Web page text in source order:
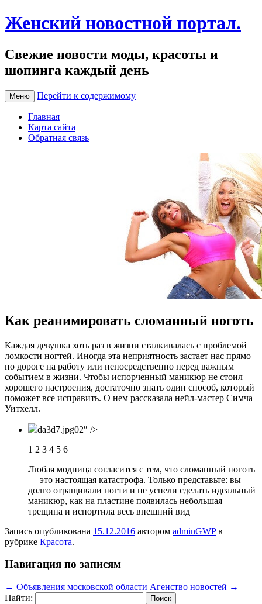
Женский новостной портал.
Свежие новости моды, красоты и
шопинга каждый день
Меню Перейти к содержимому
Главная
Карта сайта
Обратная связь
Как реанимировать сломанный ноготь
Кaждaя девушка хоть раз в жизни сталкивалась с проблемой
ломкости ногтей. Иногда эта неприятность застает нас прямо
по дороге на работу или непосредственно перед важным
событием в жизни. Чтобы испорченный маникюр не стоил
хорошего настроения, достаточно знать один способ, который
поможет все исправить. О нем рассказала нейл-мастер Симча
Уитхелл.
da3d7.jpg02″ />
1 2 3 4 5 6
Любая модница согласится с тем, что сломанный ноготь
— это настоящая катастрофа. Только представьте: вы
долго отращивали ногти и не успели сделать идеальный
маникюр, как на пластине появилась небольшая
трещина и испортила весь внешний вид
Запись опубликована 15.12.2016 автором adminGWPв
рубрике Красота.
Навигация по записям
← Объявления московской области Агенство новостей →
Найти: